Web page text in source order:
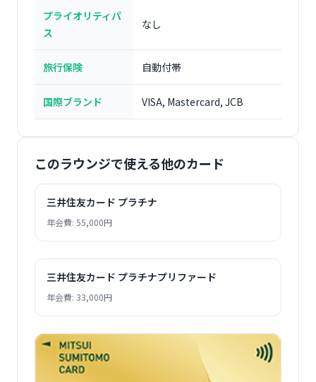
プライオリティパ
ス
なし
旅行保険 自動付帯
国際ブランド VISA, Mastercard, JCB
このラウンジで使える他のカード
三井住友カード プラチナ
年会費: 55,000円
三井住友カード プラチナプリファード
年会費: 33,000円